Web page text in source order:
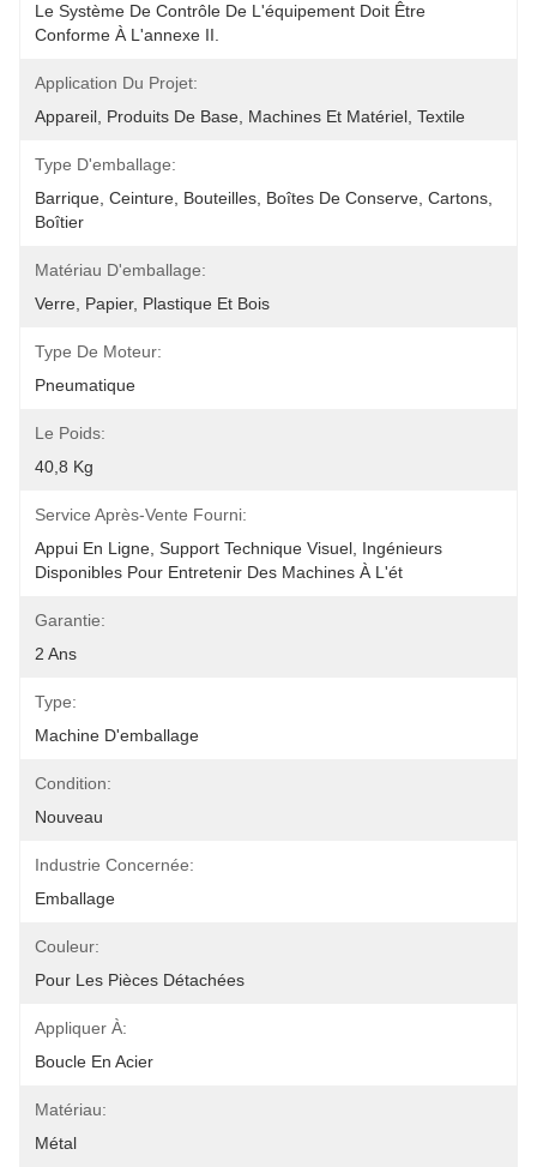
Le Système De Contrôle De L'équipement Doit Être
Conforme À L'annexe II.
Application Du Projet:
Appareil, Produits De Base, Machines Et Matériel, Textile
Type D'emballage:
Barrique, Ceinture, Bouteilles, Boîtes De Conserve, Cartons,
Boîtier
Matériau D'emballage:
Verre, Papier, Plastique Et Bois
Type De Moteur:
Pneumatique
Le Poids:
40,8 Kg
Service Après-Vente Fourni:
Appui En Ligne, Support Technique Visuel, Ingénieurs
Disponibles Pour Entretenir Des Machines À L'ét
Garantie:
2 Ans
Type:
Machine D'emballage
Condition:
Nouveau
Industrie Concernée:
Emballage
Couleur:
Pour Les Pièces Détachées
Appliquer À:
Boucle En Acier
Matériau:
Métal